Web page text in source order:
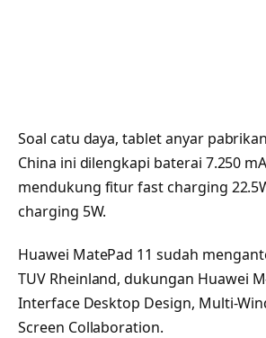
Soal catu daya, tablet anyar
China ini dilengkapi baterai 7.250
mendukung fitur fast charging
charging 5W.
Huawei MatePad 11 sudah
TUV Rheinland, dukungan Huawei
Interface Desktop Design, Multi-
Screen Collaboration.